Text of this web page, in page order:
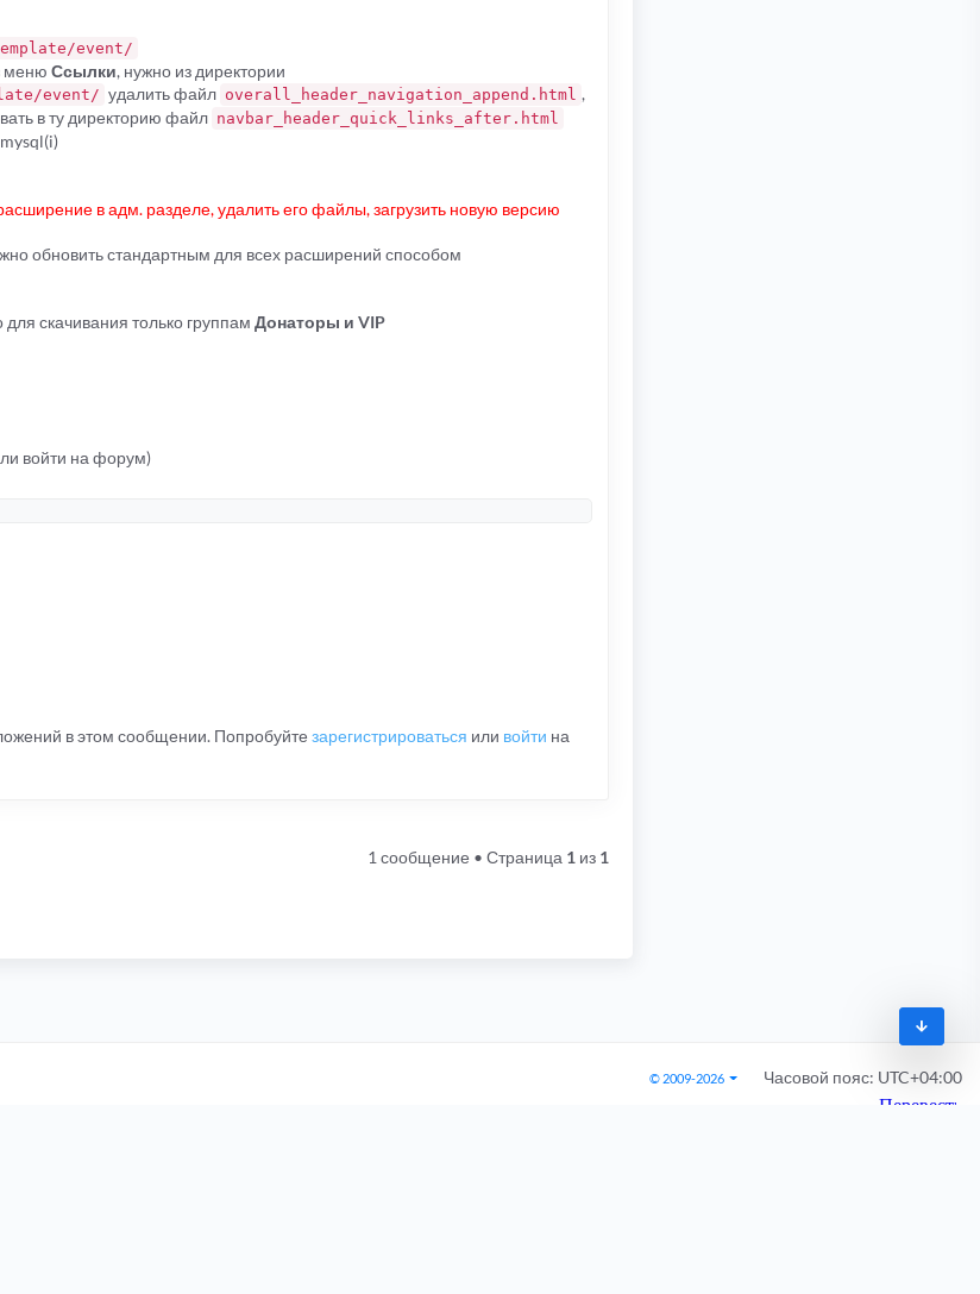
event/
меню Ссылки, нужно из директории
event/ удалить файл overall_header_navigation_append.html ,
в ту директорию файл navbar_header_quick_links_after.html
в адм. разделе, удалить его файлы, загрузить новую версию
обновить стандартным для всех расширений способом
скачивания только группам Донаторы и VIP
войти на форум)
в этом сообщении. Попробуйте зарегистрироваться или войти на
1 сообщение • Страница 1 из 1
© 2009-2026 Часовой пояс: UTC+04:00